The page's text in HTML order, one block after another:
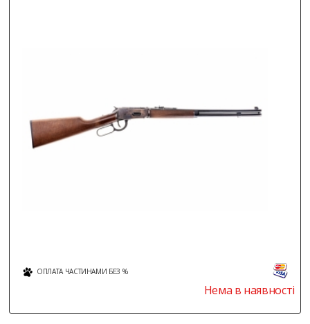
ОПЛАТА ЧАСТИНАМИ БЕЗ %
Нема в наявності